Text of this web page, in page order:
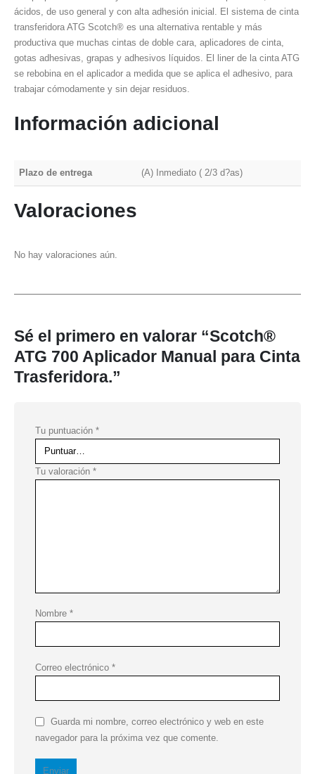
ácidos, de uso general y con alta adhesión inicial. El sistema de cinta
transferidora ATG Scotch® es una alternativa rentable y más
productiva que muchas cintas de doble cara, aplicadores de cinta,
gotas adhesivas, grapas y adhesivos líquidos. El liner de la cinta ATG
se rebobina en el aplicador a medida que se aplica el adhesivo, para
trabajar cómodamente y sin dejar residuos.
Información adicional
Plazo de entrega (A) Inmediato ( 2/3 d?as)
Valoraciones
No hay valoraciones aún.
Sé el primero en valorar “Scotch®
ATG 700 Aplicador Manual para Cinta
Trasferidora.”
Tu puntuación *
Tu valoración *
Nombre *
Correo electrónico *
Guarda mi nombre, correo electrónico y web en este
navegador para la próxima vez que comente.